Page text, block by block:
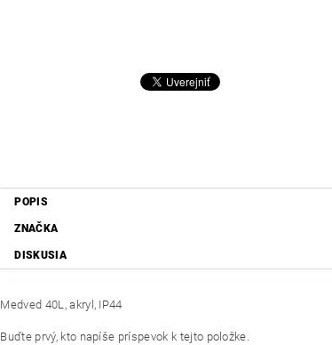
POPIS
ZNAČKA
DISKUSIA
Medved 40L, akryl, IP44
Buďte prvý, kto napíše príspevok k tejto položke.